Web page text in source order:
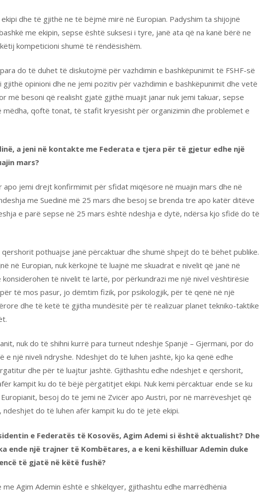
dhe të gjithë ne të bëjmë mirë në Europian. Padyshim ta shijojnë
me ekipin, sepse është suksesi i tyre, janë ata që na kanë bërë ne
kompeticioni shumë të rëndësishëm.
do të duhet të diskutojmë për vazhdimin e bashkëpunimit të FSHF-së
gjithë opinioni dhe ne jemi pozitiv për vazhdimin e bashkëpunimit dhe vetë
më besoni që realisht gjatë gjithë muajit janar nuk jemi takuar, sepse
qoftë tonat, të stafit kryesisht për organizimin dhe problemet e
a jeni në kontakte me Federata e tjera për të gjetur edhe një
mars?
apo jemi drejt konfirmimit për sfidat miqësore në muajin mars dhe në
me Suedinë më 25 mars dhe besoj se brenda tre apo katër ditëve
e parë sepse në 25 mars është ndeshja e dytë, ndërsa kjo sfidë do të
pothuajse janë përcaktuar dhe shumë shpejt do të bëhet publike.
në Europian, nuk kërkojnë të luajnë me skuadrat e nivelit që janë në
konsiderohen të nivelit të lartë, por përkundrazi me një nivel vështirësie
të mos pasur, jo dëmtim fizik, por psikologjik, për të qenë në një
dhe të ketë të gjitha mundësitë për të realizuar planet tekniko-taktike
nuk do të shihni kurrë para turneut ndeshje Spanjë – Gjermani, por do
e një niveli ndryshe. Ndeshjet do të luhen jashtë, kjo ka qenë edhe
dhe për të luajtur jashtë. Gjithashtu edhe ndeshjet e qershorit,
kampit ku do të bëjë përgatitjet ekipi. Nuk kemi përcaktuar ende se ku
besoj do të jemi në Zvicër apo Austri, por në marrëveshjet që
do të luhen afër kampit ku do të jetë ekipi.
e Federatës të Kosovës, Agim Ademi si është aktualisht? Dhe
ende një trajner të Kombëtares, a e keni këshilluar Ademin duke
të gjatë në këtë fushë?
Agim Ademin është e shkëlqyer, gjithashtu edhe marrëdhënia